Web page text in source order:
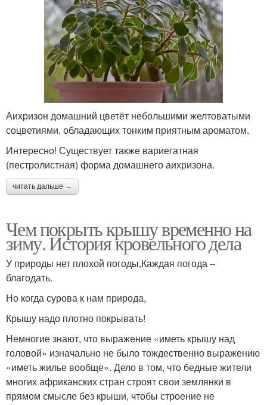
Аихризон домашний цветёт небольшими желтоватыми
соцветиями, обладающих тонким приятным ароматом.
Интересно! Существует также вариегатная
(пестролистная) форма домашнего аихризона.
читать дальше →
Чем покрыть крышу временно на
зиму. История кровельного дела
У природы нет плохой погоды,Каждая погода –
благодать.
Но когда сурова к нам природа,
Крышу надо плотно покрывать!
Немногие знают, что выражение «иметь крышу над
головой» изначально не было тождественно выражению
«иметь жилье вообще». Дело в том, что бедные жители
многих африканских стран строят свои землянки в
прямом смысле без крыши, чтобы строение не